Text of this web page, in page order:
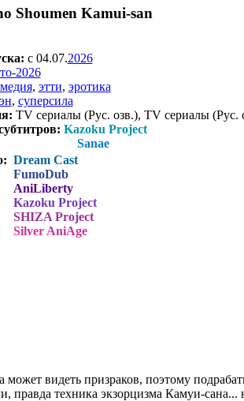
Shoumen Kamui-san
c 04.07.2026
2026
, этти, эротика
, суперсила
TV сериалы (Рус. озв.), TV сериалы (Рус.
Kazoku Project
Sanae
Dream Cast
FumoDub
AniLiberty
Kazoku Project
SHIZA Project
Silver AniAge
видеть призраков, поэтому
правда техника экзорцизма Камуи-сана...